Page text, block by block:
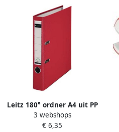
Leitz 180° ordner A4 uit PP
rug van 5 cm rood
3 webshops
€ 6,35